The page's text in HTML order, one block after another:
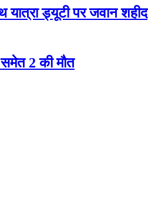
ड्यूटी पर जवान शहीद
समेत 2 की मौत